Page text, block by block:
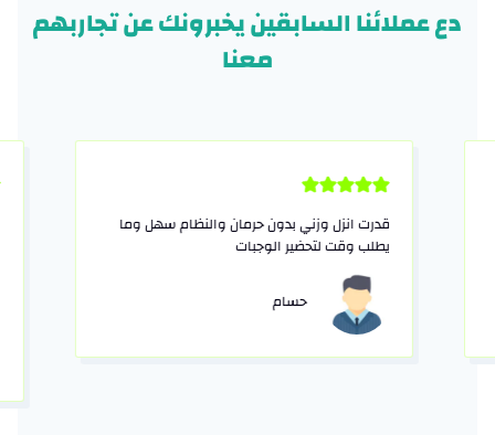
دع عملائنا السابقين يخبرونك عن تجاربهم
معنا
قدرت انزل وزني بدون حرمان والنظام سهل وما
يطلب وقت لتحضير الوجبات
حسام